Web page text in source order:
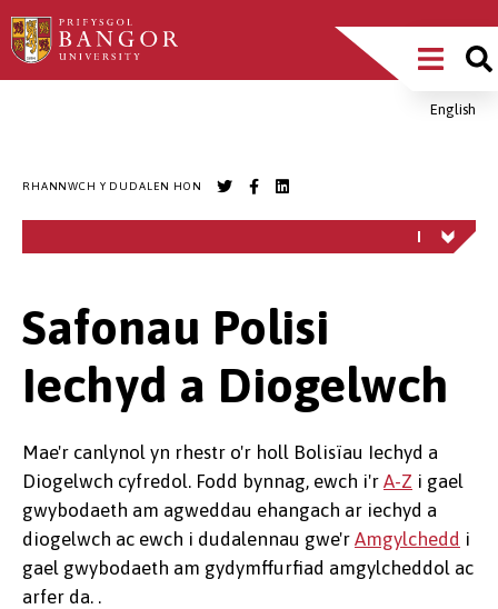
Sgipiwch
i’r
Main
MenuEnglish
RHANNWCH Y DUDALEN HON
Safonau Polisi
Iechyd a Diogelwch
Mae'r canlynol yn rhestr o'r holl Bolisïau Iechyd a
Diogelwch cyfredol. Fodd bynnag, ewch i'r A-Z i gael
gwybodaeth am agweddau ehangach ar iechyd a
diogelwch ac ewch i dudalennau gwe'r Amgylchedd i
gael gwybodaeth am gydymffurfiad amgylcheddol ac
arfer da. .